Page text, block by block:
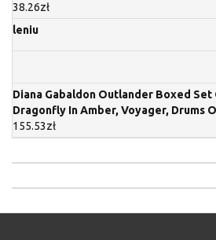
38.26zł
leniu
Diana Gabaldon Outlander Boxed
Dragonfly In Amber, Voyager, Drums
155.53zł